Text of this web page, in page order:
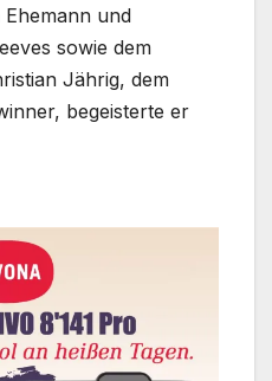
Ehemann und
sowie dem
Jährig, dem
begeisterte er